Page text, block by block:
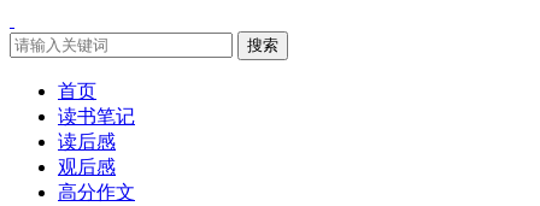
搜索
首页
读书笔记
读后感
观后感
高分作文